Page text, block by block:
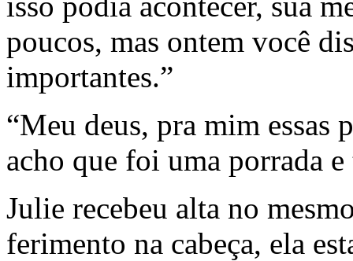
poucos, mas ontem você
importantes.”
“Meu deus, pra mim essas
acho que foi uma porrada
Julie recebeu alta no
ferimento na cabeça, ela